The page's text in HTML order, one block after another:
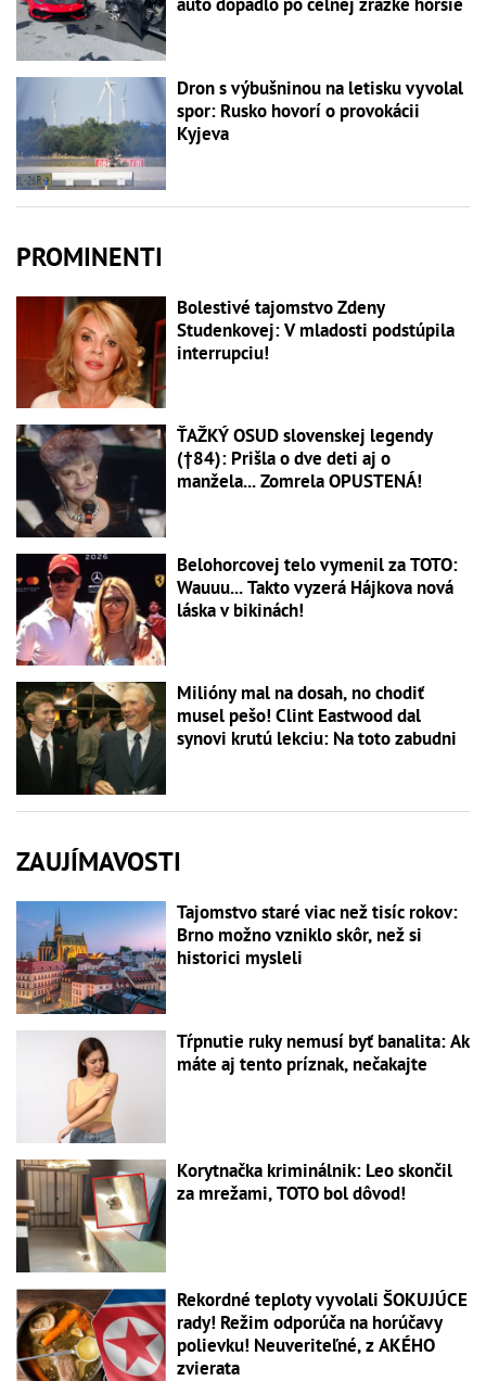
Dron s výbušninou na letisku vyvolal
spor: Rusko hovorí o provokácii
Kyjeva
PROMINENTI
Bolestivé tajomstvo Zdeny
Studenkovej: V mladosti podstúpila
interrupciu!
ŤAŽKÝ OSUD slovenskej legendy
(†84): Prišla o dve deti aj o
manžela... Zomrela OPUSTENÁ!
Belohorcovej telo vymenil za TOTO:
Wauuu... Takto vyzerá Hájkova nová
láska v bikinách!
Milióny mal na dosah, no chodiť
musel pešo! Clint Eastwood dal
synovi krutú lekciu: Na toto zabudni
ZAUJÍMAVOSTI
Tajomstvo staré viac než tisíc rokov:
Brno možno vzniklo skôr, než si
historici mysleli
Tŕpnutie ruky nemusí byť banalita: Ak
máte aj tento príznak, nečakajte
Korytnačka kriminálnik: Leo skončil
za mrežami, TOTO bol dôvod!
Rekordné teploty vyvolali ŠOKUJÚCE
rady! Režim odporúča na horúčavy
polievku! Neuveriteľné, z AKÉHO
zvierata